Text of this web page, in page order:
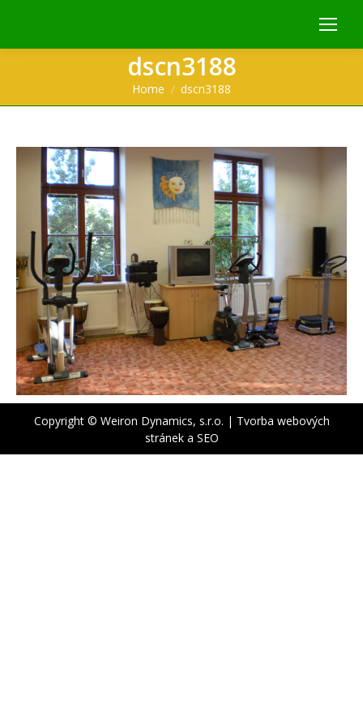
dscn3188
You are here:
Home dscn3188
Copyright © Weiron Dynamics, s.r.o. | Tvorba webových
stráneka SEO